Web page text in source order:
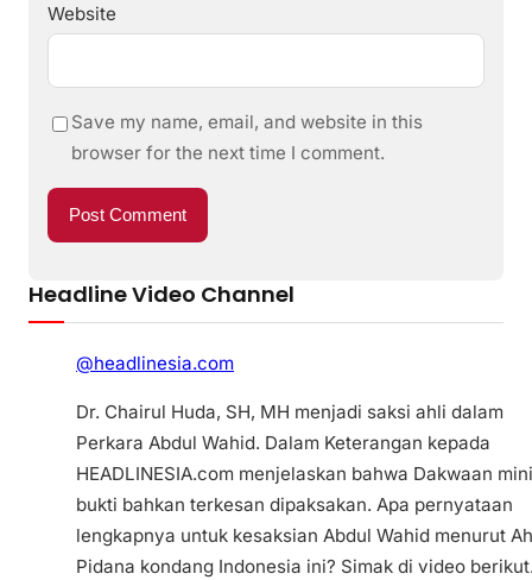
Website
Save my name, email, and website in this
browser for the next time I comment.
Headline Video Channel
@headlinesia.com
Dr. Chairul Huda, SH, MH menjadi saksi ahli dalam
Perkara Abdul Wahid. Dalam Keterangan kepada
HEADLINESIA.com menjelaskan bahwa Dakwaan
bukti bahkan terkesan dipaksakan. Apa pernyataan
lengkapnya untuk kesaksian Abdul Wahid menurut
Pidana kondang Indonesia ini? Simak di video